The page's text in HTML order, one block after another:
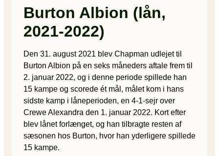
Burton Albion (lån,
2021-2022)
Den 31. august 2021 blev Chapman udlejet til
Burton Albion på en seks måneders aftale frem til
2. januar 2022, og i denne periode spillede han
15 kampe og scorede ét mål, målet kom i hans
sidste kamp i låneperioden, en 4-1-sejr over
Crewe Alexandra den 1. januar 2022. Kort efter
blev lånet forlænget, og han tilbragte resten af
sæsonen hos Burton, hvor han yderligere spillede
15 kampe.